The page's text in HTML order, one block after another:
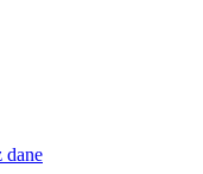
dane